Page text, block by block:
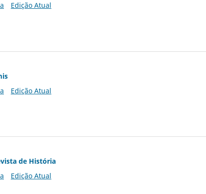
Edição Atual
Edição Atual
de História
Edição Atual